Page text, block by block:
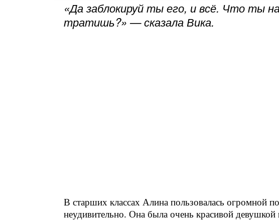
«Да заблокируй ты его, и всё. Что ты
тратишь?» — сказала Вика.
В старших классах Алина пользовалась огромной
неудивительно. Она была очень красивой